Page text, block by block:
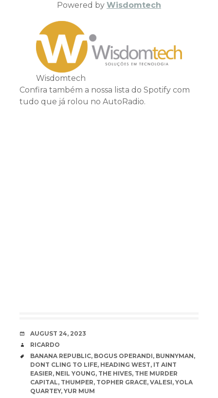
Powered by Wisdomtech
Wisdomtech
Confira também a nossa lista do Spotify com
tudo que já rolou no AutoRadio.
DATE
AUGUST 24, 2023
AUTHOR
RICARDO
TAGS
BANANA REPUBLIC, BOGUS OPERANDI, BUNNYMAN,
DONT CLING TO LIFE, HEADING WEST, IT AINT
EASIER, NEIL YOUNG, THE HIVES, THE MURDER
CAPITAL, THUMPER, TOPHER GRACE, VALESI, YOLA
QUARTEY, YUR MUM